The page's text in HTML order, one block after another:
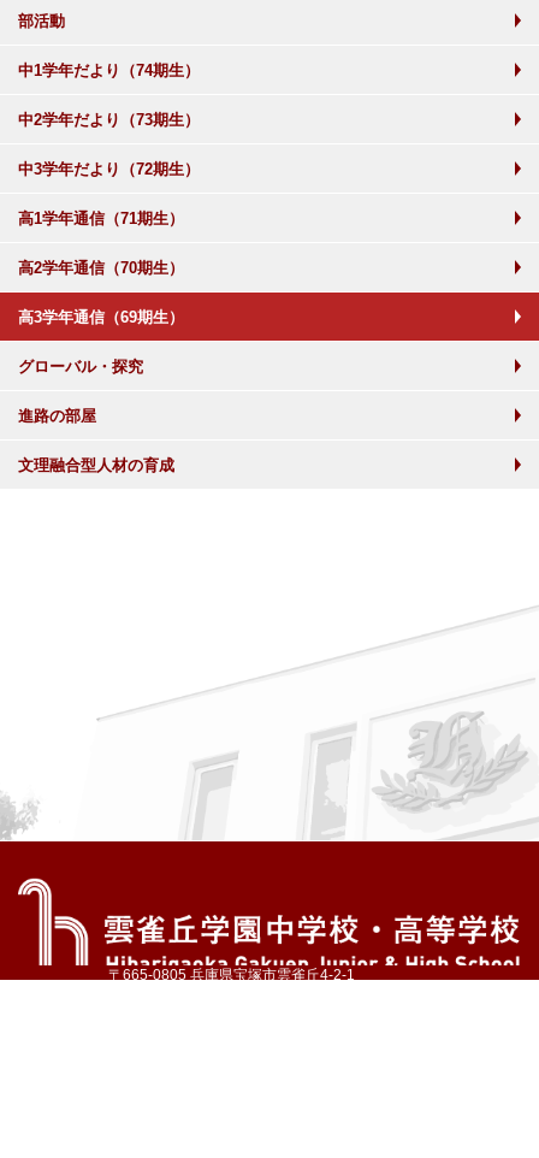
部活動
中1学年だより（74期生）
中2学年だより（73期生）
中3学年だより（72期生）
高1学年通信（71期生）
高2学年通信（70期生）
高3学年通信（69期生）
グローバル・探究
進路の部屋
文理融合型人材の育成
〒665-0805 兵庫県宝塚市雲雀丘4-2-1